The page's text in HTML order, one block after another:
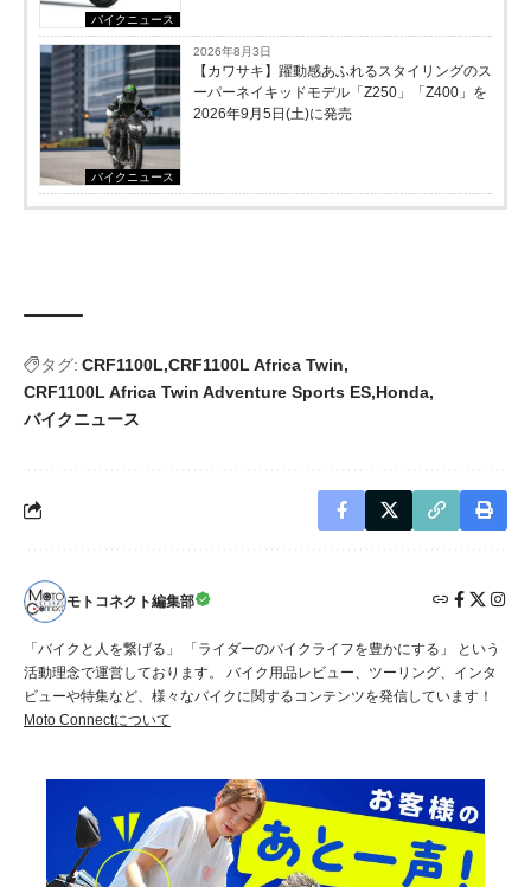
バイクニュース
バイクニュース
2026年8月3日
【カワサキ】躍動感あふれるスタイリングのス
ーパーネイキッドモデル「Z250」「Z400」を
2026年9月5日(土)に発売
タグ: CRF1100L CRF1100L Africa Twin
CRF1100L Africa Twin Adventure Sports ES Honda
バイクニュース
モトコネクト編集部
「バイクと人を繋げる」 「ライダーのバイクライフを豊かにする」 という
活動理念で運営しております。 バイク用品レビュー、ツーリング、インタ
ビューや特集など、様々なバイクに関するコンテンツを発信しています！
Moto Connectについて